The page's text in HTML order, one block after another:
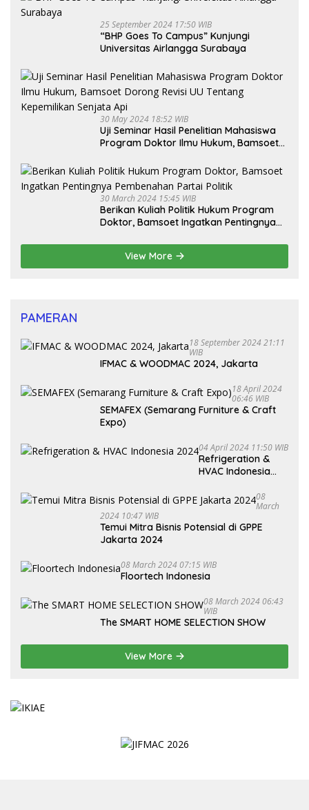
25 September 2024 17:50 WIB
“BHP Goes To Campus” Kunjungi
Universitas Airlangga Surabaya
30 May 2024 18:52 WIB
Uji Seminar Hasil Penelitian Mahasiswa
Program Doktor Ilmu Hukum, Bamsoet
Senjata Api
30 March 2024 15:45 WIB
Berikan Kuliah Politik Hukum Program
Doktor, Bamsoet Ingatkan Pentingnya
View More
PAMERAN
18 September 2024 21:11
WIB
IFMAC & WOODMAC 2024, Jakarta
18 April 2024
06:46 WIB
SEMAFEX (Semarang Furniture & Craft
Expo)
04 April 2024 11:50 WIB
Refrigeration &
HVAC Indonesia
08
March
2024 10:47 WIB
Temui Mitra Bisnis Potensial di GPPE
Jakarta 2024
08 March 2024 07:15 WIB
Floortech Indonesia
08 March 2024 06:43
WIB
The SMART HOME SELECTION SHOW
View More